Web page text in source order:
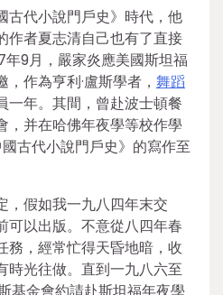
古代小說門戶史》時代，他
作者夏志清自己也有了直接
年9月，嚴家炎應美國斯坦福
作為亨利·盧斯學者， 舞蹈
一年。其間，曾赴波士頓餐
，并在哈佛年夜學等校作學
古代小說門戶史》的寫作至
，假如我一九八四年末交
可以出版。不意從八四年春
務，經常忙得天昏地暗，收
時光往做。直到一九八六至